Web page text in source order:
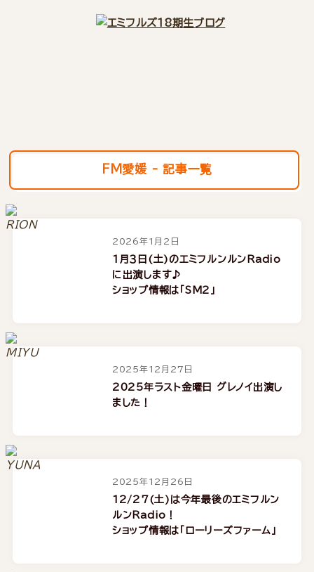
FM愛媛 - 記事一覧
2026年1月2日
1月３日(土)のエミフルンルンRadio
に出演します♪
ショップ情報は「SM2」
2025年12月27日
2025年ラスト金曜日 グレノイ出演し
ました！
2025年12月26日
12/27(土)は今年最後のエミフルン
ルンRadio！
ショップ情報は「ローリーズファーム」